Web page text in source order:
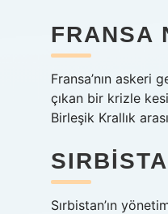
FRANSA
Fransa’nın askeri
çıkan bir krizle
Birleşik Krallık
Sırbistan’ın